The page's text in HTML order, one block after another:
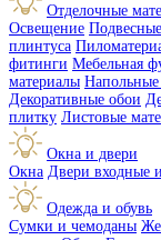
Отделочные
Освещение
плинтуса
фитинги Мебельная
материалы
Декоративные обои
плитку Листовые
Окна и двери
Окна Двери входные
Одежда и обувь
Сумки и чемоданы